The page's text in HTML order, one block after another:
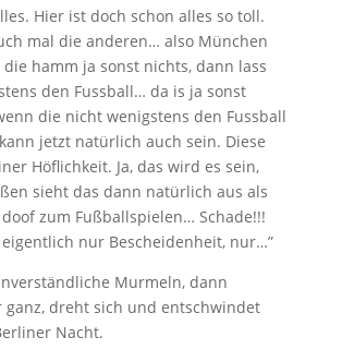
Hier ist doch schon alles so toll.
mal die anderen… also München
hamm ja sonst nichts, dann lass
den Fussball… da is ja sonst
die nicht wenigstens den Fussball
jetzt natürlich auch sein. Diese
Höflichkeit. Ja, das wird es sein,
sieht das dann natürlich aus als
zum Fußballspielen… Schade!!!
nur Bescheidenheit, nur…”
Murmeln, dann
ganz, dreht sich und entschwindet
Nacht.